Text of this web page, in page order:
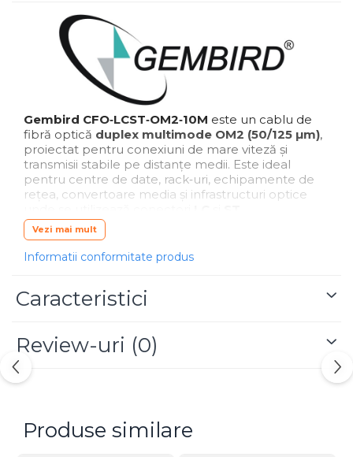
Gembird CFO‑LCST‑OM2‑10M este un cablu de
fibră optică duplex multimode OM2 (50/125 µm),
proiectat pentru conexiuni de mare viteză și
transmisii stabile pe distanțe medii. Este ideal
pentru centre de date, rack‑uri, echipamente de
rețea, convertoare media și infrastructuri optice
Construcția duplex permite transmiterea și
OM2 oferă performanțe excelente pentru aplicații
LC maleșiST malesunt integrați pentru o
conectare sigură și rapidă, minimizând pierderile
Cablul este flexibil, rezistent la îndoire și potrivit
pentru instalări profesionale în rack sau trasee
optice. Culoarea
Vezi mai mult
Informatii conformitate produs
Caracteristici
Review-uri (0)
Produse similare